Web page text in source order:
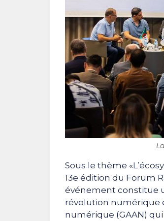
Sous le thème
13e édition du Forum
événement constitue
révolution numérique
numérique (GAAN) qui